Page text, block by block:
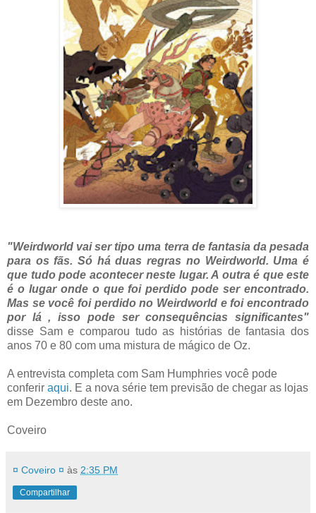
"Weirdworld vai ser tipo uma terra de fantasia da pesada
para os fãs. Só há duas regras no Weirdworld. Uma é
que tudo pode acontecer neste lugar. A outra é que este
é o lugar onde o que foi perdido pode ser encontrado.
Mas se você foi perdido no Weirdworld e foi encontrado
por lá , isso pode ser consequências significantes"
disse Sam e comparou tudo as histórias de fantasia dos
anos 70 e 80 com uma mistura de mágico de Oz.
A entrevista completa com Sam Humphries você pode
conferir aqui. E a nova série tem previsão de chegar as lojas
em Dezembro deste ano.
Coveiro
¤ Coveiro ¤ às 2:35 PM
Compartilhar